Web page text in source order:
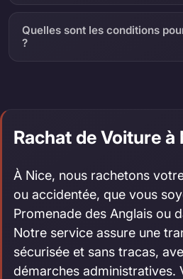
Quelles sont les conditions
?
Rachat de Voiture
À Nice, nous rachetons
ou accidentée, que vous
Promenade des Anglais ou
Notre service assure une
sécurisée et sans tracas,
démarches administratives.